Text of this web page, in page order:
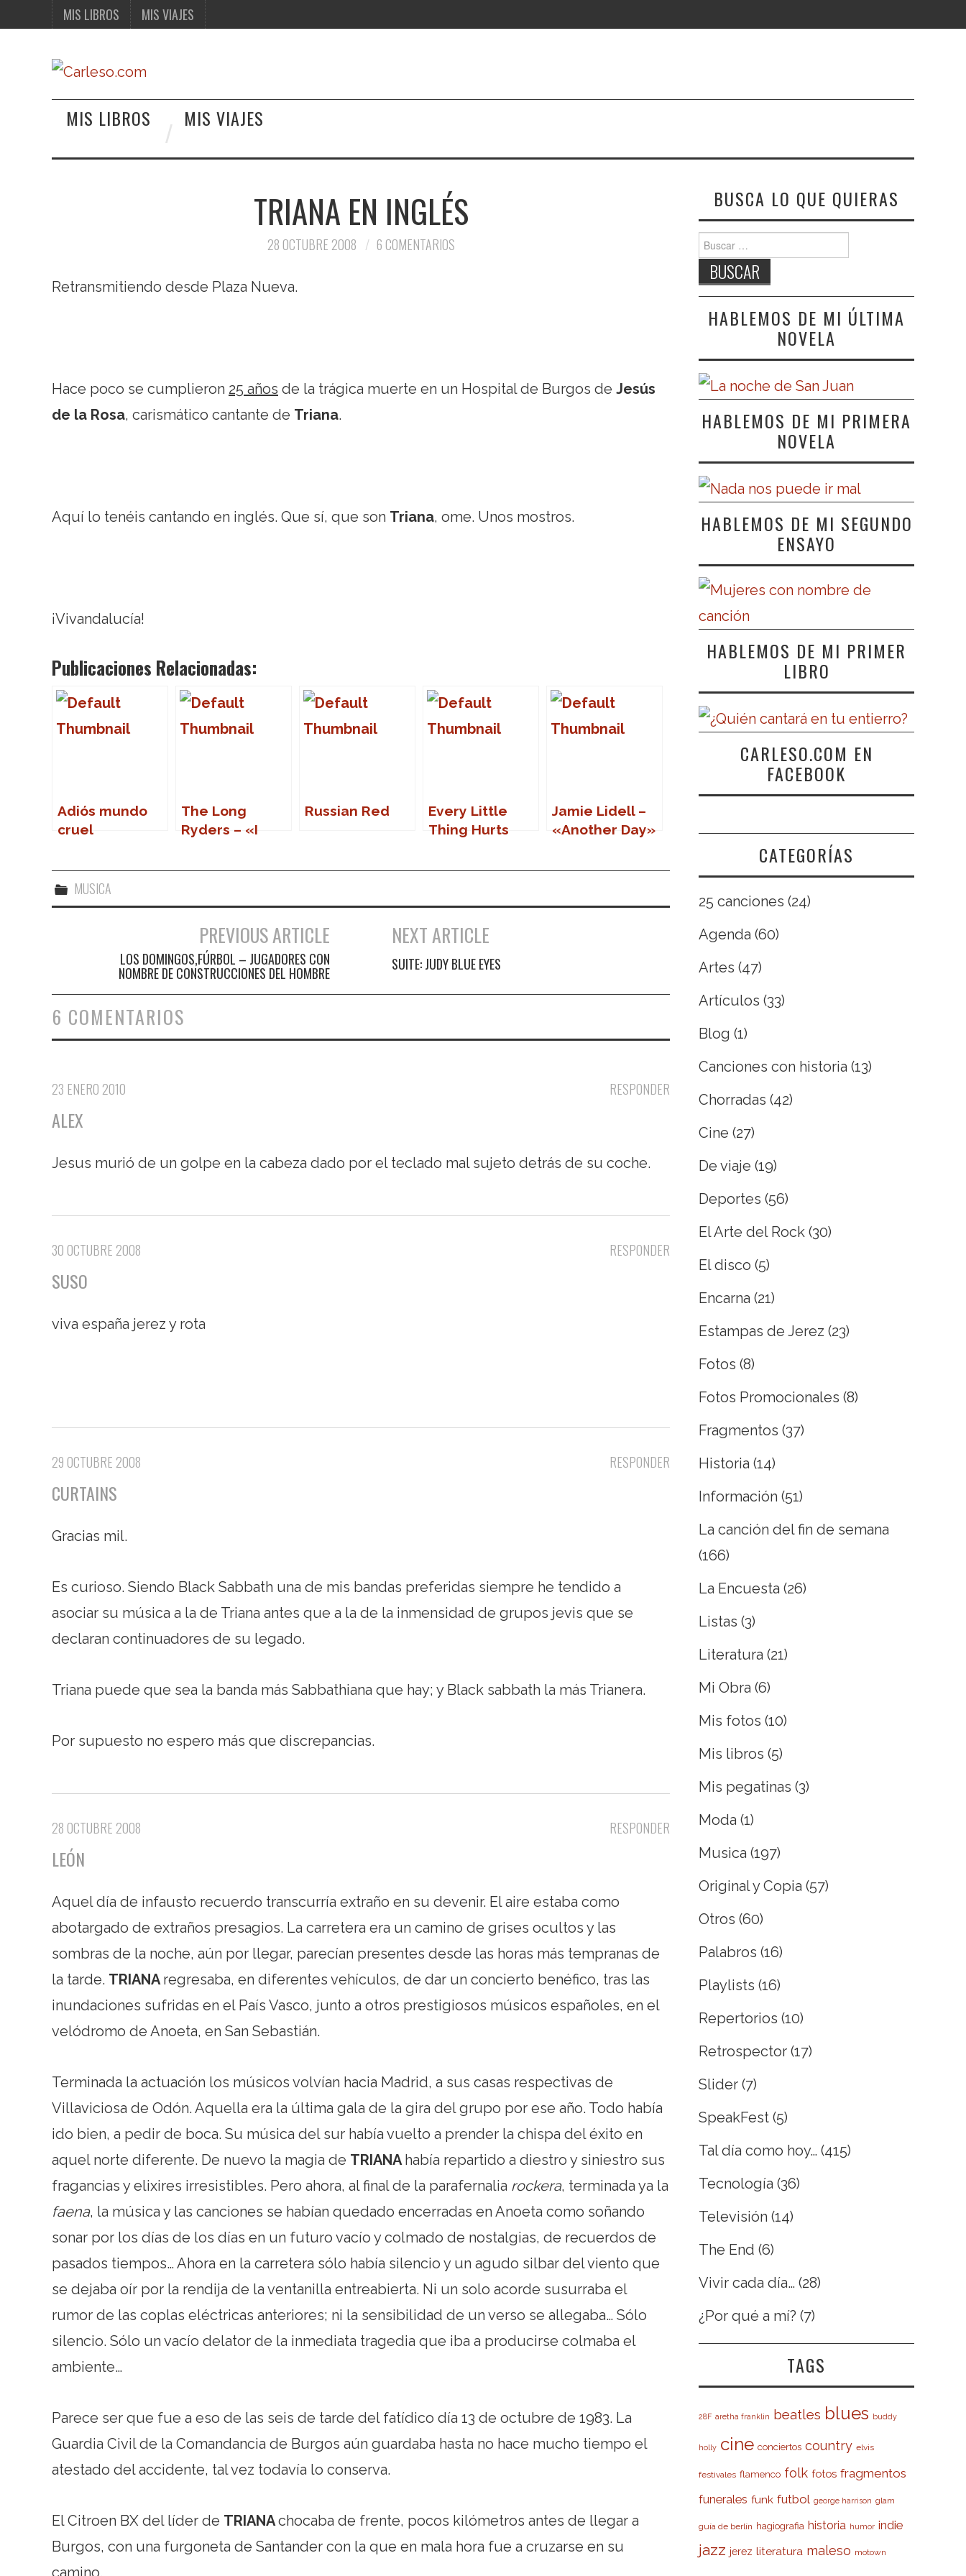
MIS LIBROS MIS VIAJES
MIS LIBROS MIS VIAJES
TRIANA EN INGLÉS
28 OCTUBRE 2008 6 COMENTARIOS
Retransmitiendo desde Plaza Nueva.
Hace poco se cumplieron 25 años de la trágica muerte en un Hospital de Burgos de Jesús
de la Rosa, carismático cantante de Triana.
Aquí lo tenéis cantando en inglés. Que sí, que son Triana, ome. Unos mostros.
¡Vivandalucía!
Publicaciones Relacionadas:
Adiós mundo
cruel
The Long
Ryders – «I
Russian Red
Every Little
Thing Hurts
Jamie Lidell –
«Another Day»
MUSICA
Navegación de entradas
PREVIOUS ARTICLE
LOS DOMINGOS,FÚRBOL – JUGADORES CON
NOMBRE DE CONSTRUCCIONES DEL HOMBRE
NEXT ARTICLE
SUITE: JUDY BLUE EYES
6 COMENTARIOS
RESPONDER
23 ENERO 2010
ALEX
Jesus murió de un golpe en la cabeza dado por el teclado mal sujeto detrás de su coche.
RESPONDER
30 OCTUBRE 2008
SUSO
viva españa jerez y rota
RESPONDER
29 OCTUBRE 2008
CURTAINS
Gracias mil.
Es curioso. Siendo Black Sabbath una de mis bandas preferidas siempre he tendido a
asociar su música a la de Triana antes que a la de la inmensidad de grupos jevis que se
declaran continuadores de su legado.
Triana puede que sea la banda más Sabbathiana que hay; y Black sabbath la más Trianera.
Por supuesto no espero más que discrepancias.
RESPONDER
28 OCTUBRE 2008
LEÓN
Aquel día de infausto recuerdo transcurría extraño en su devenir. El aire estaba como
abotargado de extraños presagios. La carretera era un camino de grises ocultos y las
sombras de la noche, aún por llegar, parecían presentes desde las horas más tempranas de
la tarde. TRIANAregresaba, en diferentes vehículos, de dar un concierto benéfico, tras las
inundaciones sufridas en el País Vasco, junto a otros prestigiosos músicos españoles, en el
velódromo de Anoeta, en San Sebastián.
Terminada la actuación los músicos volvían hacia Madrid, a sus casas respectivas de
Villaviciosa de Odón. Aquella era la última gala de la gira del grupo por ese año. Todo había
ido bien, a pedir de boca. Su música del sur había vuelto a prender la chispa del éxito en
aquel norte diferente. De nuevo la magia de TRIANAhabía repartido a diestro y siniestro sus
fragancias y elixires irresistibles. Pero ahora, al final de la parafernalia rockera, terminada ya la
faena, la música y las canciones se habían quedado encerradas en Anoeta como soñando
sonar por los días de los días en un futuro vacío y colmado de nostalgias, de recuerdos de
pasados tiempos… Ahora en la carretera sólo había silencio y un agudo silbar del viento que
se dejaba oír por la rendija de la ventanilla entreabierta. Ni un solo acorde susurraba el
rumor de las coplas eléctricas anteriores; ni la sensibilidad de un verso se allegaba… Sólo
silencio. Sólo un vacío delator de la inmediata tragedia que iba a producirse colmaba el
ambiente…
Parece ser que fue a eso de las seis de tarde del fatídico día 13 de octubre de 1983. La
Guardia Civil de la Comandancia de Burgos aún guardaba hasta no hace mucho tiempo el
atestado del accidente, tal vez todavía lo conserva.
El Citroen BX del líder de TRIANAchocaba de frente, pocos kilómetros antes de llegar a
Burgos, con una furgoneta de Santander con la que en mala hora fue a cruzarse en su
camino.
BUSCA LO QUE QUIERAS
Buscar:
HABLEMOS DE MI ÚLTIMA
NOVELA
HABLEMOS DE MI PRIMERA
NOVELA
HABLEMOS DE MI SEGUNDO
ENSAYO
HABLEMOS DE MI PRIMER
LIBRO
CARLESO.COM EN
FACEBOOK
CATEGORÍAS
25 canciones (24)
Agenda (60)
Artes (47)
Artículos (33)
Blog (1)
Canciones con historia (13)
Chorradas (42)
Cine (27)
De viaje (19)
Deportes (56)
El Arte del Rock (30)
El disco (5)
Encarna (21)
Estampas de Jerez (23)
Fotos (8)
Fotos Promocionales (8)
Fragmentos (37)
Historia (14)
Información (51)
La canción del fin de semana
(166)
La Encuesta (26)
Listas (3)
Literatura (21)
Mi Obra (6)
Mis fotos (10)
Mis libros (5)
Mis pegatinas (3)
Moda (1)
Musica (197)
Original y Copia (57)
Otros (60)
Palabros (16)
Playlists (16)
Repertorios (10)
Retrospector (17)
Slider (7)
SpeakFest (5)
Tal día como hoy… (415)
Tecnología (36)
Televisión (14)
The End (6)
Vivir cada día… (28)
¿Por qué a mí? (7)
TAGS
28F aretha franklin beatles blues buddy
holly cine conciertos country elvis
festivales flamenco folk fotos fragmentos
funerales funk futbol george harrison glam
guía de berlín hagiografia historia humor indie
jazz jerez literatura maleso motown